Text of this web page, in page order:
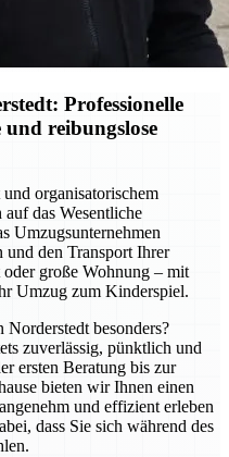
Professionelle
reibungslose
organisatorischem
das Wesentliche
Umzugsunternehmen
und den Transport Ihrer
große Wohnung – mit
Umzug zum Kinderspiel.
Norderstedt besonders?
zuverlässig, pünktlich und
ersten Beratung bis zur
bieten wir Ihnen einen
und effizient erleben
dass Sie sich während des